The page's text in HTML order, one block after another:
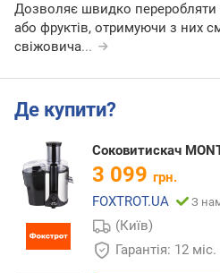
Дозволяє швидко переробляти
або фруктів, отримуючи з них
свіжовича...
Де купити?
Соковитискач
3 099 грн.
FOXTROT.UA
З
(Київ)
Гарантія: 12 міс.